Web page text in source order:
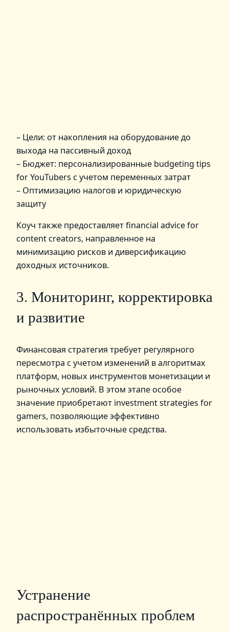
– Цели: от накопления на оборудование до
выхода на пассивный доход
– Бюджет: персонализированные budgeting tips
for YouTubers с учетом переменных затрат
– Оптимизацию налогов и юридическую
защиту
Коуч также предоставляет financial advice for
content creators, направленное на
минимизацию рисков и диверсификацию
доходных источников.
3. Мониторинг, корректировка
и развитие
Финансовая стратегия требует регулярного
пересмотра с учетом изменений в алгоритмах
платформ, новых инструментов монетизации и
рыночных условий. В этом этапе особое
значение приобретают investment strategies for
gamers, позволяющие эффективно
использовать избыточные средства.
Устранение
распространённых проблем